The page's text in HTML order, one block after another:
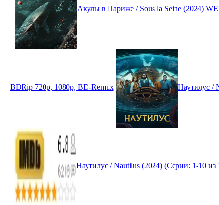
Акулы в Париже / Sous la Seine (2024)
BDRip 720p, 1080p, BD-Remux Наутилус /
Наутилус / Nautilus (2024) (Серии: 1-10